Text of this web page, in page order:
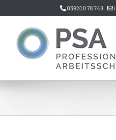
Inhalt
springen
039200 78 748